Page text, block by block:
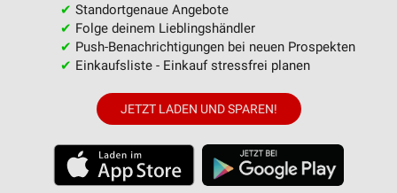
✔ Standortgenaue Angebote
✔ Folge deinem Lieblingshändler
✔ Push-Benachrichtigungen bei neuen Prospekten
✔ Einkaufsliste - Einkauf stressfrei planen
JETZT LADEN UND SPAREN!